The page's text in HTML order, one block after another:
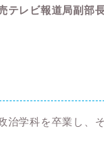
テレビ報道局副部
治学科を卒業し、